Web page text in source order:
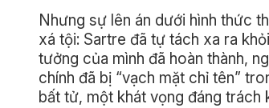
Nhưng sự lên án dưới hình thức
xá tội: Sartre đã tự tách xa ra
tưởng của mình đã hoàn thành,
chính đã bị “vạch mặt chỉ tên”
bất tử, một khát vọng đáng trách